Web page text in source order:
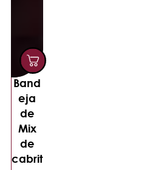
Band
eja
de
Mix
de
cabrit